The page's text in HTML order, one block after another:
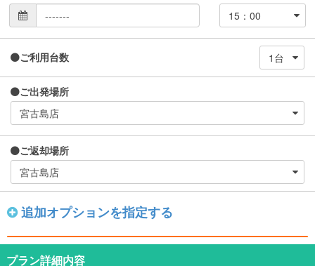
ご利用台数
ご出発場所
ご返却場所
追加オプションを指定する
プラン詳細内容